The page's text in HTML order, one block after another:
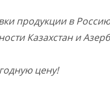
продукции в
Казахстан и
цену!